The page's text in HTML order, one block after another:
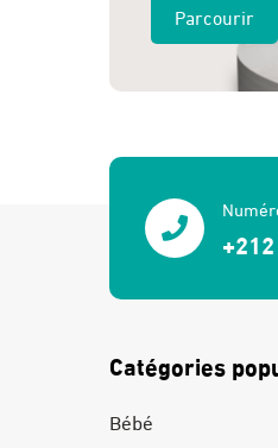
Parcourir
Catégories
Bébé